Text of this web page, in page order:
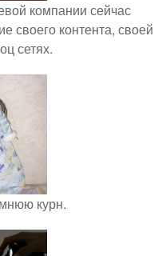
компании сейчас
своего контента, своей
сетях.
курн.